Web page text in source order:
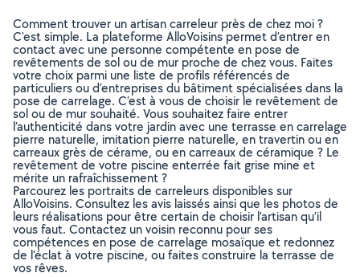
Comment trouver un artisan carreleur près de chez moi ?
C'est simple. La plateforme AlloVoisins permet d’entrer en
contact avec une personne compétente en pose de
revêtements de sol ou de mur proche de chez vous. Faites
votre choix parmi une liste de profils référencés de
particuliers ou d’entreprises du bâtiment spécialisées dans la
pose de carrelage. C’est à vous de choisir le revêtement de
sol ou de mur souhaité. Vous souhaitez faire entrer
l’authenticité dans votre jardin avec une terrasse en carrelage
pierre naturelle, imitation pierre naturelle, en travertin ou en
carreaux grès de cérame, ou en carreaux de céramique ? Le
revêtement de votre piscine enterrée fait grise mine et
mérite un rafraîchissement ?
Parcourez les portraits de carreleurs disponibles sur
AlloVoisins. Consultez les avis laissés ainsi que les photos de
leurs réalisations pour être certain de choisir l’artisan qu’il
vous faut. Contactez un voisin reconnu pour ses
compétences en pose de carrelage mosaïque et redonnez
de l’éclat à votre piscine, ou faites construire la terrasse de
vos rêves.